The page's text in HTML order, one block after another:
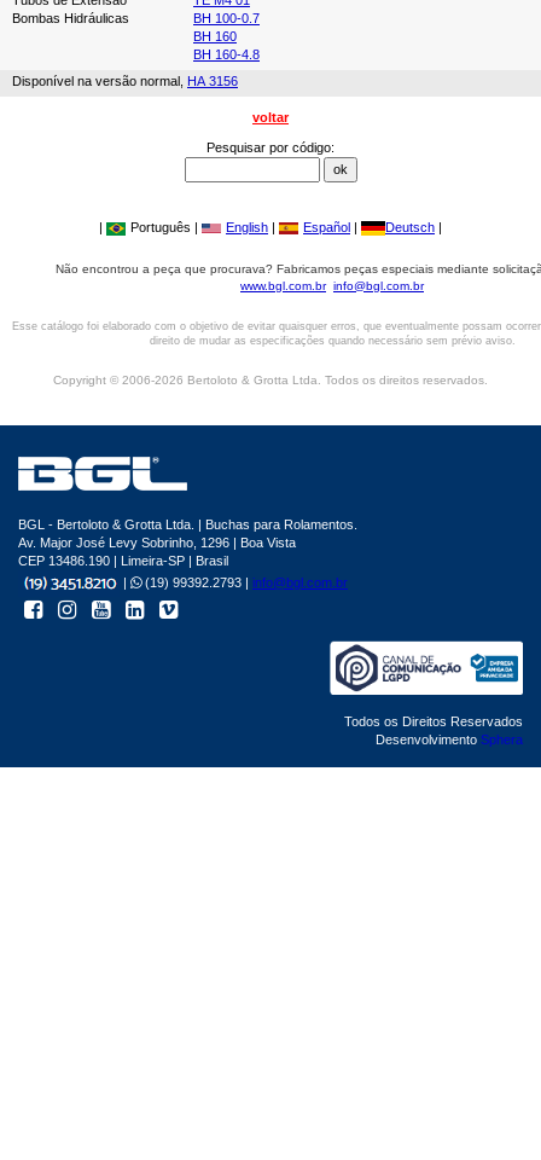
Bombas Hidráulicas
BH 100-0.7
BH 160
BH 160-4.8
Disponível na versão normal, HA 3156
voltar
Pesquisar por código:
| Português | English | Español | Deutsch |
Não encontrou a peça que procurava? Fabricamos peças especiais mediante
www.bgl.com.br info@bgl.com.br
Esse catálogo foi elaborado com o objetivo de evitar quaisquer erros, que eventualmente possam
direito de mudar as especificações quando necessário sem prévio aviso.
Copyright © 2006-2026 Bertoloto & Grotta Ltda. Todos os direitos reservados.
BGL - Bertoloto & Grotta Ltda. | Buchas para Rolamentos.
Av. Major José Levy Sobrinho, 1296 | Boa Vista
CEP 13486.190 | Limeira-SP | Brasil
|
(19) 99392.2793 | info@bgl.com.br
Todos os Direitos Reservados
Desenvolvimento Sphera